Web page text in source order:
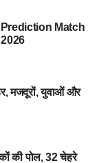
Prediction Match
मजदूरों, युवाओं और
की पोल, 32 चेहरे